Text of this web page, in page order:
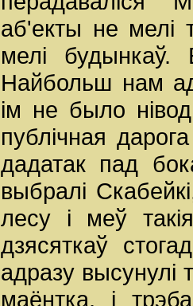
аб'екты не мелі
мелі будынкаў.
Найбольш нам
ім не было
публічная
дадатак пад
выбралі
лесу і меў
дзясяткаў
адразу
маёнтка, і